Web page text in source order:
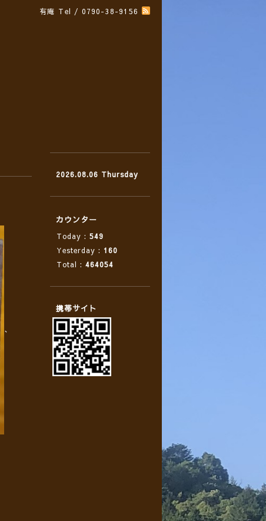
有庵 Tel / 0790-38-9156
、
2026.08.06 Thursday
カウンター
Today : 549
Yesterday : 160
Total : 464054
携帯サイト